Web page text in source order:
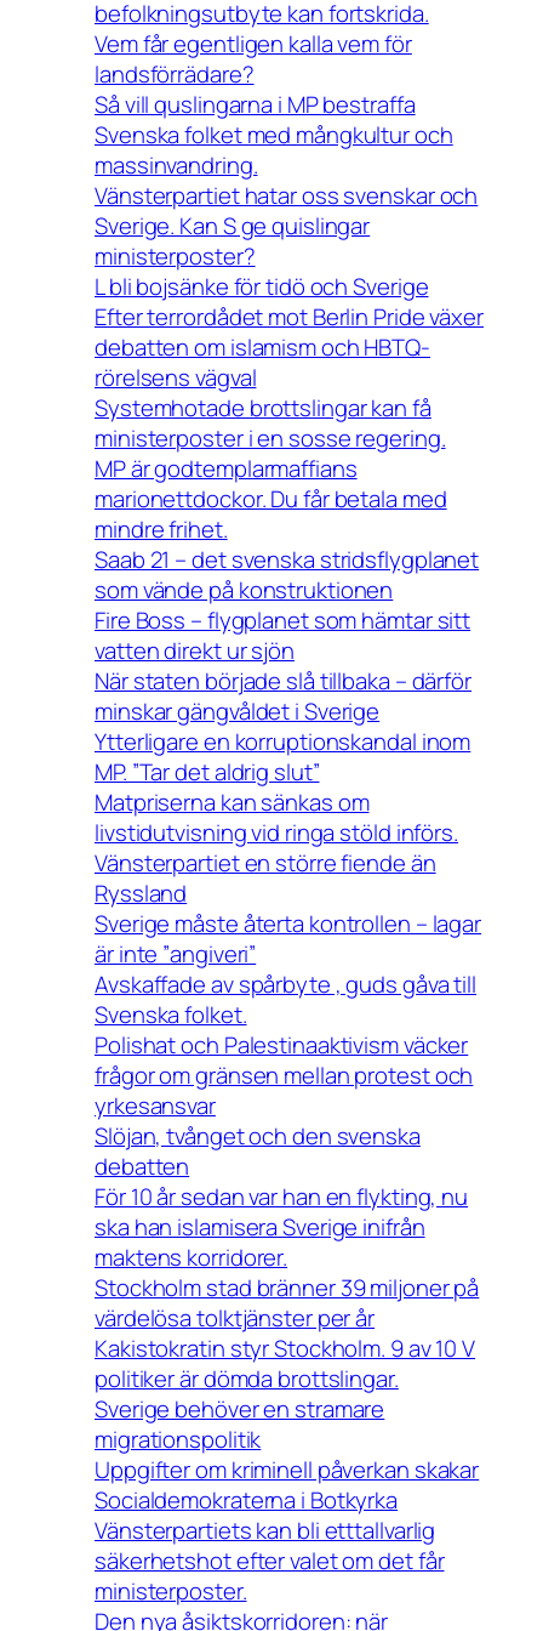
befolkningsutbyte kan fortskrida.
Vem får egentligen kalla vem för
landsförrädare?
Så vill quslingarna i MP bestraffa
Svenska folket med mångkultur och
massinvandring.
Vänsterpartiet hatar oss svenskar och
Sverige. Kan S ge quislingar
ministerposter?
L bli bojsänke för tidö och Sverige
Efter terrordådet mot Berlin Pride växer
debatten om islamism och HBTQ-
rörelsens vägval
Systemhotade brottslingar kan få
ministerposter i en sosse regering.
MP är godtemplarmaffians
marionettdockor. Du får betala med
mindre frihet.
Saab 21 – det svenska stridsflygplanet
som vände på konstruktionen
Fire Boss – flygplanet som hämtar sitt
vatten direkt ur sjön
När staten började slå tillbaka – därför
minskar gängvåldet i Sverige
Ytterligare en korruptionskandal inom
MP. ”Tar det aldrig slut”
Matpriserna kan sänkas om
livstidutvisning vid ringa stöld införs.
Vänsterpartiet en större fiende än
Ryssland
Sverige måste återta kontrollen – lagar
är inte ”angiveri”
Avskaffade av spårbyte , guds gåva till
Svenska folket.
Polishat och Palestinaaktivism väcker
frågor om gränsen mellan protest och
yrkesansvar
Slöjan, tvånget och den svenska
debatten
För 10 år sedan var han en flykting, nu
ska han islamisera Sverige inifrån
maktens korridorer.
Stockholm stad bränner 39 miljoner på
värdelösa tolktjänster per år
Kakistokratin styr Stockholm. 9 av 10 V
politiker är dömda brottslingar.
Sverige behöver en stramare
migrationspolitik
Uppgifter om kriminell påverkan skakar
Socialdemokraterna i Botkyrka
Vänsterpartiets kan bli etttallvarlig
säkerhetshot efter valet om det får
ministerposter.
Den nya åsiktskorridoren: när